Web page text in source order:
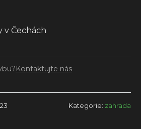
v Čechách
Kontaktujte nás
Kategorie: zahrada